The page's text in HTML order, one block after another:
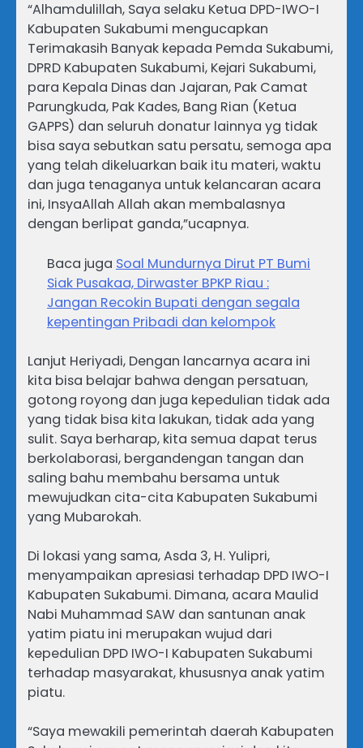
“Alhamdulillah, Saya selaku Ketua DPD-IWO-I
Kabupaten Sukabumi mengucapkan
Terimakasih Banyak kepada Pemda Sukabumi,
DPRD Kabupaten Sukabumi, Kejari Sukabumi,
para Kepala Dinas dan Jajaran, Pak Camat
Parungkuda, Pak Kades, Bang Rian (Ketua
GAPPS) dan seluruh donatur lainnya yg tidak
bisa saya sebutkan satu persatu, semoga apa
yang telah dikeluarkan baik itu materi, waktu
dan juga tenaganya untuk kelancaran acara
ini, InsyaAllah Allah akan membalasnya
dengan berlipat ganda,”ucapnya.
Baca juga Soal Mundurnya Dirut PT Bumi
Siak Pusakaa, Dirwaster BPKP Riau :
Jangan Recokin Bupati dengan segala
kepentingan Pribadi dan kelompok
Lanjut Heriyadi, Dengan lancarnya acara ini
kita bisa belajar bahwa dengan persatuan,
gotong royong dan juga kepedulian tidak ada
yang tidak bisa kita lakukan, tidak ada yang
sulit. Saya berharap, kita semua dapat terus
berkolaborasi, bergandengan tangan dan
saling bahu membahu bersama untuk
mewujudkan cita-cita Kabupaten Sukabumi
yang Mubarokah.
Di lokasi yang sama, Asda 3, H. Yulipri,
menyampaikan apresiasi terhadap DPD IWO-I
Kabupaten Sukabumi. Dimana, acara Maulid
Nabi Muhammad SAW dan santunan anak
yatim piatu ini merupakan wujud dari
kepedulian DPD IWO-I Kabupaten Sukabumi
terhadap masyarakat, khususnya anak yatim
piatu.
“Saya mewakili pemerintah daerah Kabupaten